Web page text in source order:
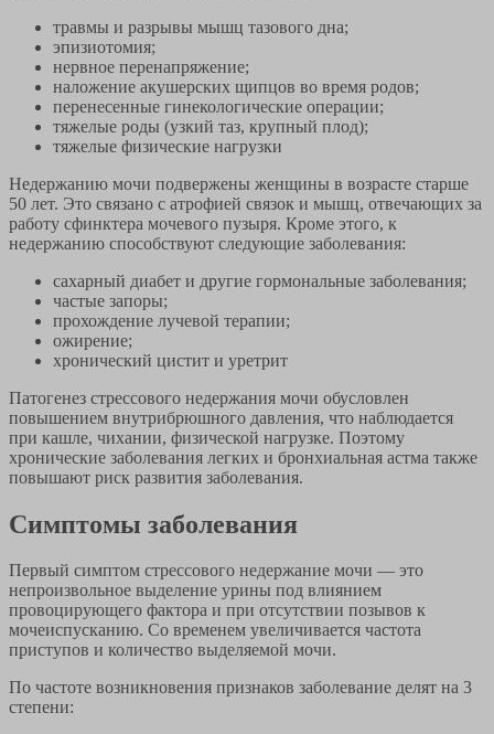
травмы и разрывы мышц тазового дна;
эпизиотомия;
нервное перенапряжение;
наложение акушерских щипцов во время родов;
перенесенные гинекологические операции;
тяжелые роды (узкий таз, крупный плод);
тяжелые физические нагрузки
Недержанию мочи подвержены женщины в возрасте старше
50 лет. Это связано с атрофией связок и мышц, отвечающих за
работу сфинктера мочевого пузыря. Кроме этого, к
недержанию способствуют следующие заболевания:
сахарный диабет и другие гормональные заболевания;
частые запоры;
прохождение лучевой терапии;
ожирение;
хронический цистит и уретрит
Патогенез стрессового недержания мочи обусловлен
повышением внутрибрюшного давления, что наблюдается
при кашле, чихании, физической нагрузке. Поэтому
хронические заболевания легких и бронхиальная астма также
повышают риск развития заболевания.
Симптомы заболевания
Первый симптом стрессового недержание мочи — это
непроизвольное выделение урины под влиянием
провоцирующего фактора и при отсутствии позывов к
мочеиспусканию. Со временем увеличивается частота
приступов и количество выделяемой мочи.
По частоте возникновения признаков заболевание делят на 3
степени: